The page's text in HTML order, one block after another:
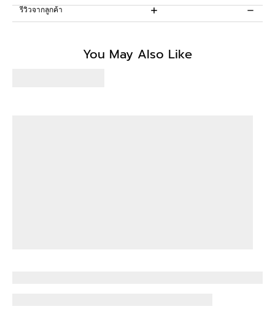
รีวิวจากลูกค้า
You May Also Like